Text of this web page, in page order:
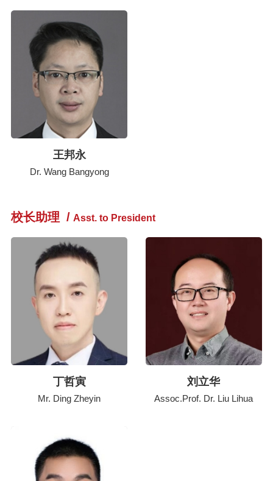
王邦永
Dr. Wang Bangyong
校长助理 / Asst. to President
丁哲寅
Mr. Ding Zheyin
刘立华
Assoc.Prof. Dr. Liu Lihua